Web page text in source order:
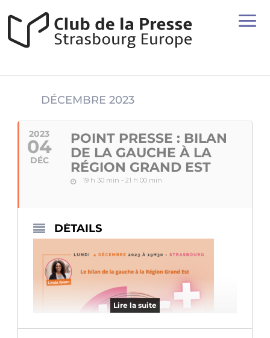
DÉCEMBRE 2023
2023
04
DÉC
POINT PRESSE : BILAN
DE LA GAUCHE À LA
RÉGION GRAND EST
19 h 30 min - 21 h 00 min
Lire la suite
DÉTAILS